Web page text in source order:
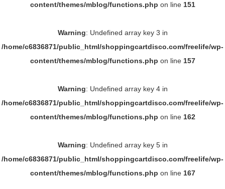
content/themes/mblog/functions.php on line 151
Warning: Undefined array key 3 in
/home/c6836871/public_html/shoppingcartdisco.com/freelife/wp-
content/themes/mblog/functions.php on line 157
Warning: Undefined array key 4 in
/home/c6836871/public_html/shoppingcartdisco.com/freelife/wp-
content/themes/mblog/functions.php on line 162
Warning: Undefined array key 5 in
/home/c6836871/public_html/shoppingcartdisco.com/freelife/wp-
content/themes/mblog/functions.php on line 167